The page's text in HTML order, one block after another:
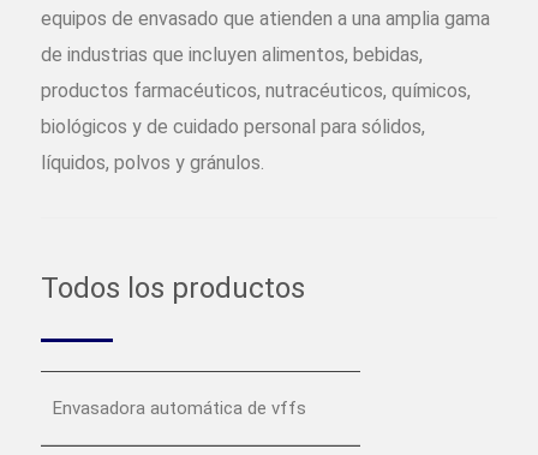
equipos de envasado que atienden a una amplia gama
de industrias que incluyen alimentos, bebidas,
productos farmacéuticos, nutracéuticos, químicos,
biológicos y de cuidado personal para sólidos,
líquidos, polvos y gránulos.
Todos los productos
Envasadora automática de vffs